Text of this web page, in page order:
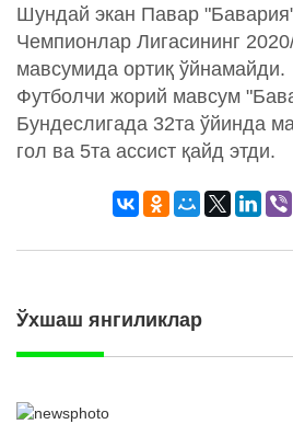
Шундай экан Павар
Чемпионлар Лигасининг
мавсумида ортиқ ўйнамайди.
Футболчи жорий мавсум
Бундеслигада 32та ўйинда
гол ва 5та ассист қайд этди.
Ўхшаш янгиликлар